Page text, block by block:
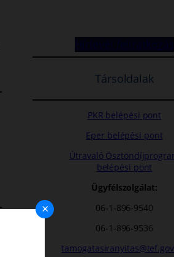
Hírlevél feliratkozás
Társoldalak
PKR belépési pont
Eper belépési pont
Útravaló
belépési pont
Ügyfélszolgálat:
06-1-896-9540
06-1-896-9536
×